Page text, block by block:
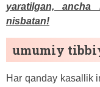
yaratilgan, ancha
nisbatan!
umumiy
Har qanday kasallik